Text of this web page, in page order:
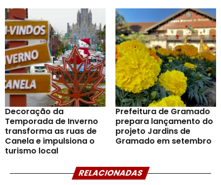
Decoração da
Temporada de Inverno
transforma as ruas de
Canela e impulsiona o
turismo local
Prefeitura de Gramado
prepara lançamento do
projeto Jardins de
Gramado em setembro
RELACIONADAS